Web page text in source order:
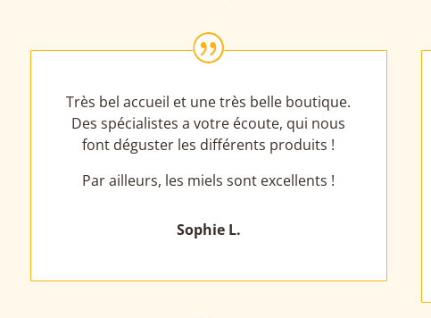
|
Très bel accueil et une très belle boutique.
Des spécialistes a votre écoute, qui nous
font déguster les différents produits !
Par ailleurs, les miels sont excellents !
Sophie L.